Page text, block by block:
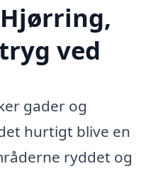
ved
gader og
hurtigt blive en
ryddet og